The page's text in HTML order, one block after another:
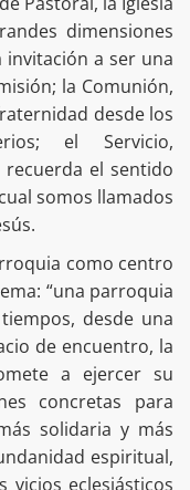
dimensiones
invitación a ser una
la Comunión,
desde los
el Servicio,
el sentido
somos llamados
como centro
“una parroquia
desde una
de encuentro, la
a ejercer su
concretas para
solidaria y más
espiritual,
eclesiásticos